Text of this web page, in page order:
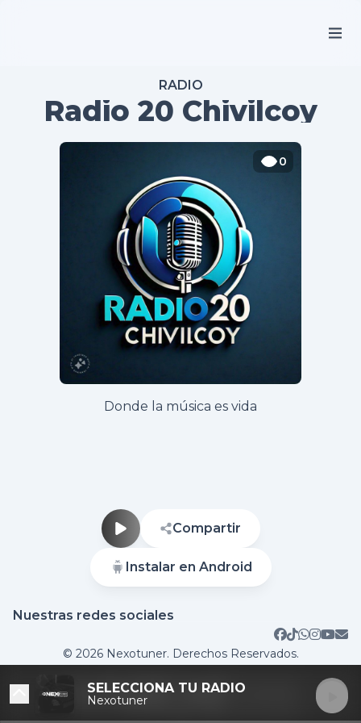
RADIO
Radio 20 Chivilcoy
0
Donde la música es vida
Compartir
Instalar en Android
Nuestras redes sociales
DESTACADAS
© 2026 Nexotuner. Derechos Reservados.
SELECCIONA TU RADIO
Nexotuner